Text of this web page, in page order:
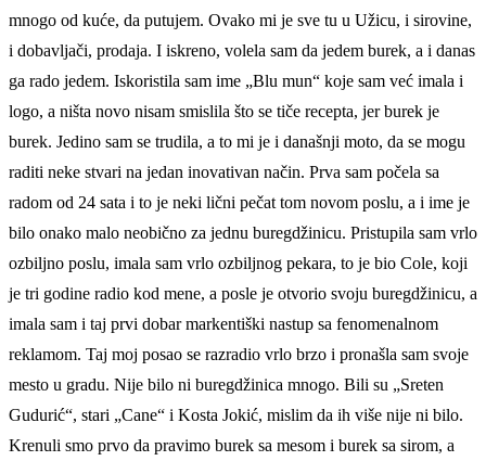
mnogo od kuće, da putujem. Ovako mi je sve tu u Užicu, i sirovine,
i dobavljači, prodaja. I iskreno, volela sam da jedem burek, a i danas
ga rado jedem. Iskoristila sam ime „Blu mun“ koje sam već imala i
logo, a ništa novo nisam smislila što se tiče recepta, jer burek je
burek. Jedino sam se trudila, a to mi je i današnji moto, da se mogu
raditi neke stvari na jedan inovativan način. Prva sam počela sa
radom od 24 sata i to je neki lični pečat tom novom poslu, a i ime je
bilo onako malo neobično za jednu buregdžinicu. Pristupila sam vrlo
ozbiljno poslu, imala sam vrlo ozbiljnog pekara, to je bio Cole, koji
je tri godine radio kod mene, a posle je otvorio svoju buregdžinicu, a
imala sam i taj prvi dobar markentiški nastup sa fenomenalnom
reklamom. Taj moj posao se razradio vrlo brzo i pronašla sam svoje
mesto u gradu. Nije bilo ni buregdžinica mnogo. Bili su „Sreten
Gudurić“, stari „Cane“ i Kosta Jokić, mislim da ih više nije ni bilo.
Krenuli smo prvo da pravimo burek sa mesom i burek sa sirom, a